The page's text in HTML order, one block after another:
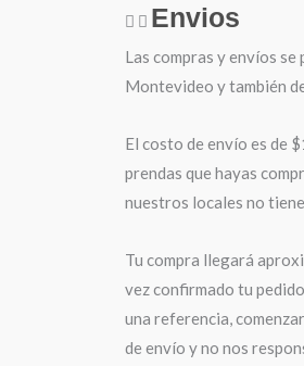
Envios
Las compras y envíos se
Montevideo y también
El costo de envío es de
prendas que hayas
nuestros locales no
Tu compra llegará
vez confirmado tu
una referencia,
de envío y no nos